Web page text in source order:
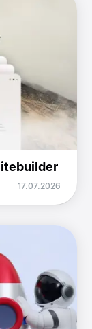
17.07.2026